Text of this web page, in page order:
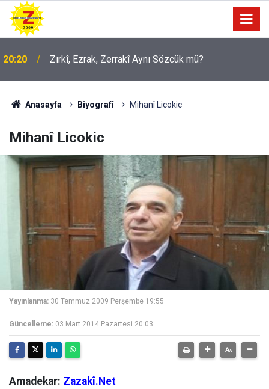
09:56 Ji Zilma Partîzanan Nimûneyeka Piçûk
Anasayfa Biyografî Mihanî Licokic
Mihanî Licokic
Yayınlanma: 30 Temmuz 2009 Perşembe 19:55
Güncelleme: 03 Mart 2014 Pazartesi 20:03
Amadekar: Zazakî.Net